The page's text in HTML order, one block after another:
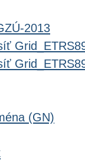
2013
(GN)